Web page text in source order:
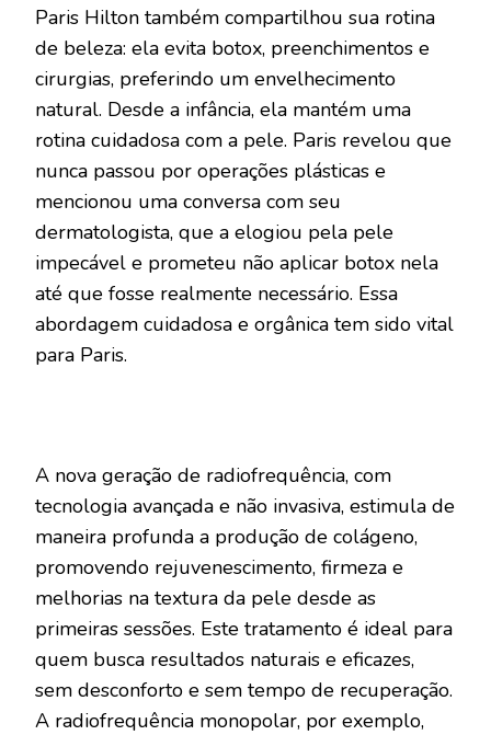
Paris Hilton também compartilhou sua rotina
de beleza: ela evita botox, preenchimentos e
cirurgias, preferindo um envelhecimento
natural. Desde a infância, ela mantém uma
rotina cuidadosa com a pele. Paris revelou que
nunca passou por operações plásticas e
mencionou uma conversa com seu
dermatologista, que a elogiou pela pele
impecável e prometeu não aplicar botox nela
até que fosse realmente necessário. Essa
abordagem cuidadosa e orgânica tem sido vital
para Paris.
A nova geração de radiofrequência, com
tecnologia avançada e não invasiva, estimula de
maneira profunda a produção de colágeno,
promovendo rejuvenescimento, firmeza e
melhorias na textura da pele desde as
primeiras sessões. Este tratamento é ideal para
quem busca resultados naturais e eficazes,
sem desconforto e sem tempo de recuperação.
A radiofrequência monopolar, por exemplo,